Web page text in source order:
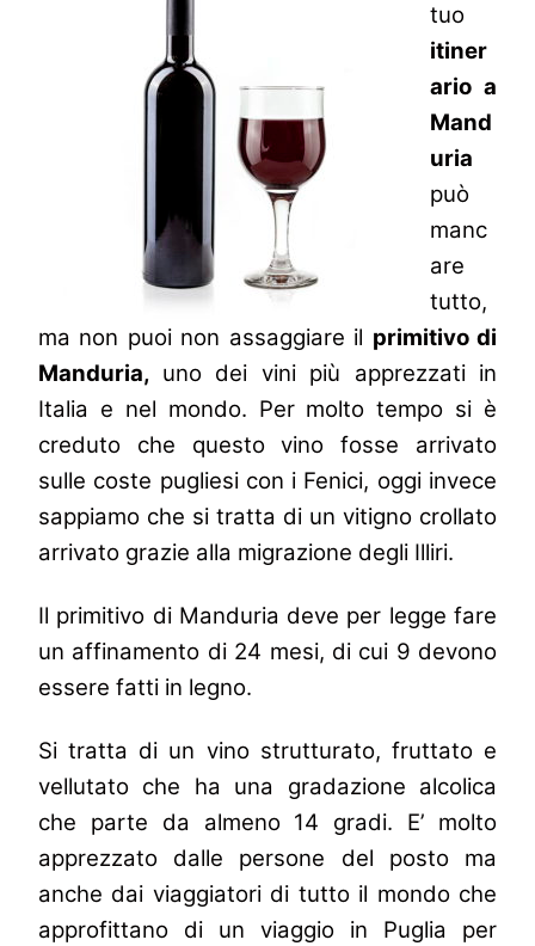
tuo
itiner
ario a
Mand
uria
può
manc
are
tutto,
ma non puoi non assaggiare il primitivo di
Manduria, uno dei vini più apprezzati in
Italia e nel mondo. Per molto tempo si è
creduto che questo vino fosse arrivato
sulle coste pugliesi con i Fenici, oggi invece
sappiamo che si tratta di un vitigno crollato
arrivato grazie alla migrazione degli Illiri.
Il primitivo di Manduria deve per legge fare
un affinamento di 24 mesi, di cui 9 devono
essere fatti in legno.
Si tratta di un vino strutturato, fruttato e
vellutato che ha una gradazione alcolica
che parte da almeno 14 gradi. E’ molto
apprezzato dalle persone del posto ma
anche dai viaggiatori di tutto il mondo che
approfittano di un viaggio in Puglia per